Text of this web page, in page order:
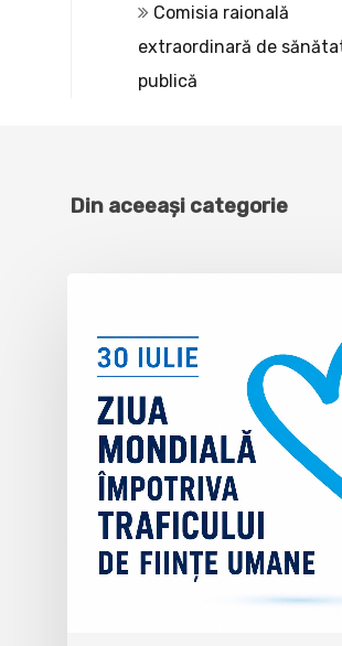
Comisia raională
extraordinară de
publică
Din aceeași categorie